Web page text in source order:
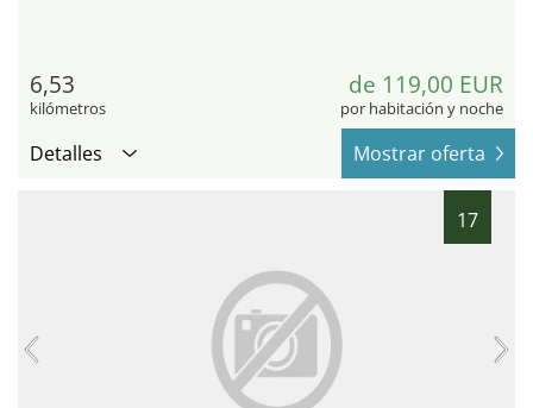
6,53
kilómetros
de 119,00 EUR
por habitación y noche
Detalles Mostrar oferta
17